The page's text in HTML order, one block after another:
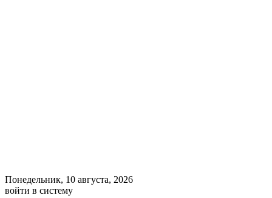
Понедельник, 10 августа, 2026
войти в систему